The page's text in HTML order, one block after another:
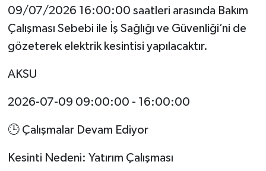
09/07/2026 16:00:00 saatleri arasında Bakım
Çalışması Sebebi ile İş Sağlığı ve Güvenliği’ni de
gözeterek elektrik kesintisi yapılacaktır.
AKSU
2026-07-09 09:00:00 - 16:00:00
🕒 Çalışmalar Devam Ediyor
Kesinti Nedeni: Yatırım Çalışması